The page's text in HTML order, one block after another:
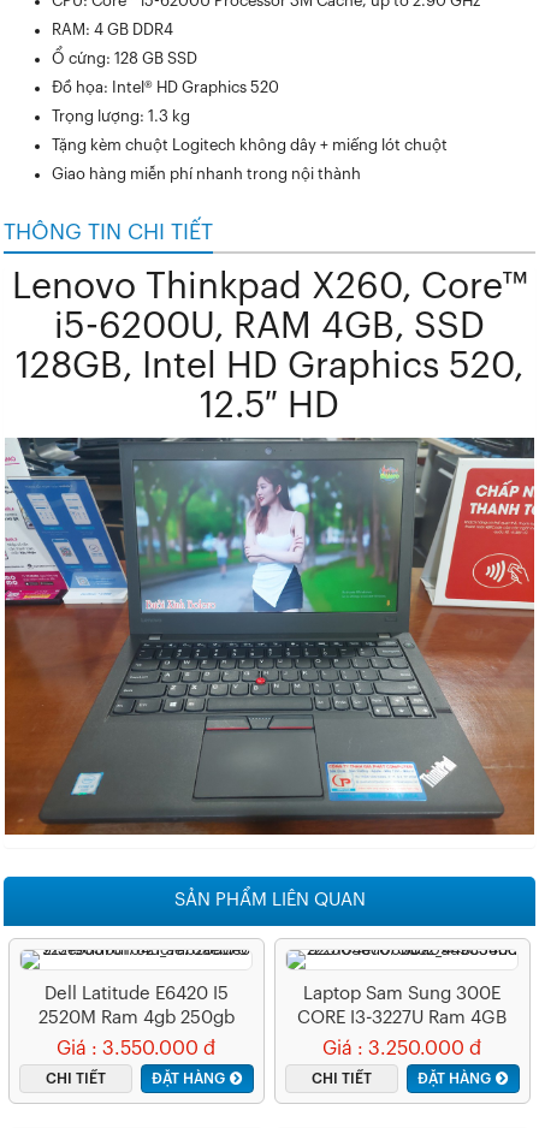
RAM: 4 GB DDR4
Ổ cứng: 128 GB SSD
Đồ họa: Intel® HD Graphics 520
Trọng lượng: 1.3 kg
Tặng kèm chuột Logitech không dây + miếng lót chuột
Giao hàng miễn phí nhanh trong nội thành
THÔNG TIN CHI TIẾT
Lenovo Thinkpad X260, Core™
i5-6200U, RAM 4GB, SSD
128GB, Intel HD Graphics 520,
12.5″ HD
SẢN PHẨM LIÊN QUAN
Dell Latitude E6420 I5
2520M Ram 4gb 250gb
HDD VGA HD Graphic
3000
Giá : 3.550.000 đ
CHI TIẾT ĐẶT HÀNG
Laptop Sam Sung 300E
CORE I3-3227U Ram 4GB
HDD 500GB
Giá : 3.250.000 đ
CHI TIẾT ĐẶT HÀNG